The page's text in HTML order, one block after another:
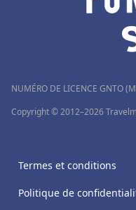
NUMÉRO DE LICENCE GNTO
Copyright © 2012–2026
Termes et conditions
Politique de